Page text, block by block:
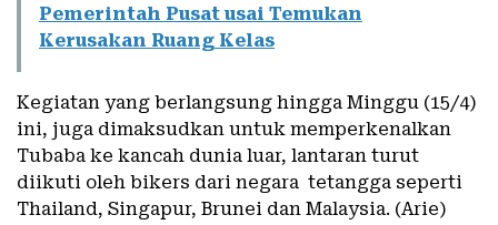
Pemerintah Pusat usai Temukan
Kerusakan Ruang Kelas
Kegiatan yang berlangsung hingga Minggu (15/4)
ini, juga dimaksudkan untuk memperkenalkan
Tubaba ke kancah dunia luar, lantaran turut
diikuti oleh bikers dari negara tetangga seperti
Thailand, Singapur, Brunei dan Malaysia. (Arie)